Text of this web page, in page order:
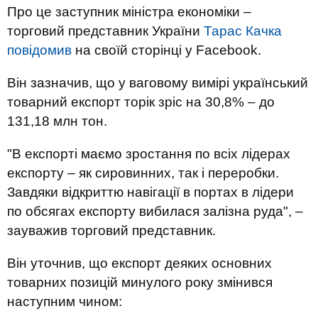
Про це заступник міністра економіки –
торговий представник України Тарас Качка
повідомив на своїй сторінці у Facebook.
Він зазначив, що у ваговому вимірі український
товарний експорт торік зріс на 30,8% – до
131,18 млн тон.
"В експорті маємо зростання по всіх лідерах
експорту – як сировинних, так і переробки.
Завдяки відкриттю навігації в портах в лідери
по обсягах експорту вибилася залізна руда", –
зауважив торговий представник.
Він уточнив, що експорт деяких основних
товарних позицій минулого року змінився
наступним чином: